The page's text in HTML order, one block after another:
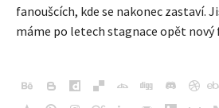
fanoušcích, kde se nakonec zastaví.
máme po letech stagnace opět nový